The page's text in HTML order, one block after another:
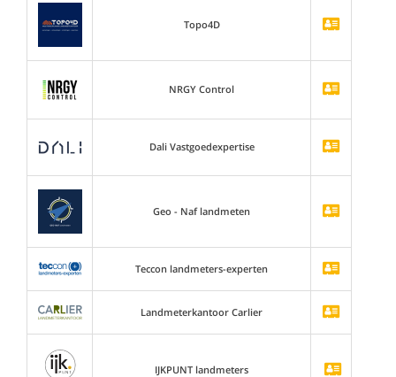
Topo4D
NRGY Control
Dali Vastgoedexpertise
Geo - Naf landmeten
Teccon landmeters-experten
Landmeterkantoor Carlier
IJKPUNT landmeters